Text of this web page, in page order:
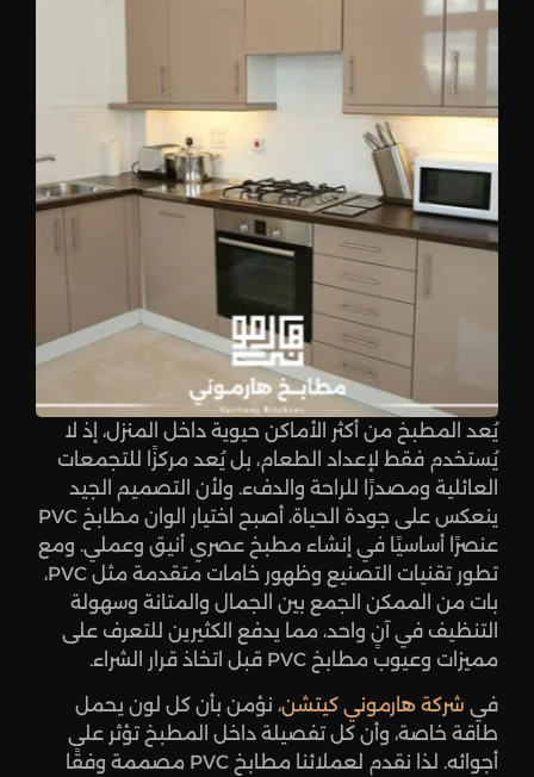
يُعد المطبخ من أكثر الأماكن حيوية داخل المنزل، إذ لا
يُستخدم فقط لإعداد الطعام، بل يُعد مركزًا للتجمعات
العائلية ومصدرًا للراحة والدفء. ولأن التصميم الجيد
ينعكس على جودة الحياة، أصبح اختيار الوان مطابخ PVC
عنصرًا أساسيًا في إنشاء مطبخ عصري أنيق وعملي. ومع
تطور تقنيات التصنيع وظهور خامات متقدمة مثل PVC،
بات من الممكن الجمع بين الجمال والمتانة وسهولة
التنظيف في آنٍ واحد، مما يدفع الكثيرين للتعرف على
مميزات وعيوب مطابخ PVC قبل اتخاذ قرار الشراء.
في شركة هارموني كيتشن، نؤمن بأن كل لون يحمل
طاقة خاصة، وأن كل تفصيلة داخل المطبخ تؤثر على
أجوائه. لذا نقدم لعملائنا مطابخ PVC مصممة وفقًا